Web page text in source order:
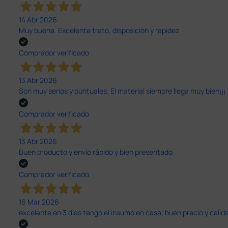
14 Abr 2026
Muy buena. Excelente trato, disposición y rapidez
Comprador verificado
13 Abr 2026
Son muy serios y puntuales. El material siempre llega muy bien¡¡¡
Comprador verificado
13 Abr 2026
Buen producto y envío rápido y bien presentado
Comprador verificado
16 Mar 2026
excelente en 3 días tengo el insumo en casa, buen precio y